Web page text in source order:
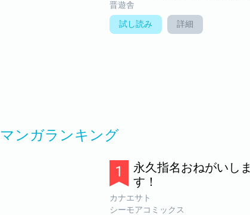
晋遊舎
試し読み 詳細
マンガランキング
永久指名おねがいしま
す！
カナエサト
シーモアコミックス